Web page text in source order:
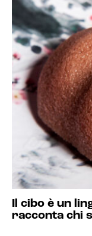
Il cibo è un
racconta chi